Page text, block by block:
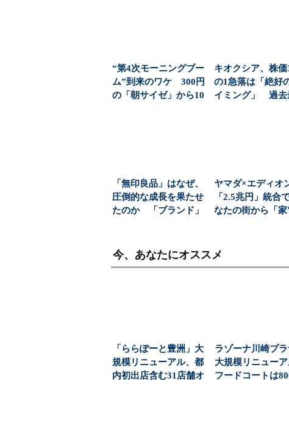
“第4次モーニングブー
ム”到来のワケ 300円
の「朝サイゼ」から10
キオクシア、株価
の1急落は「絶好
イミング」 過去
「無印良品」はなぜ、
圧倒的な成長を果たせ
たのか 「ブランド」
ヤマダ×エディオ
「2.5兆円」統合
なたの街から「家
今、あなたにオススメ
「ららぽーと豊洲」大
規模リニューアル、都
内初出店含む31店舗オ
ラゾーナ川崎プ
大規模リニュー
フードコートは